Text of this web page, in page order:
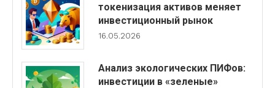
токенизация активов меняет
инвестиционный рынок
16.05.2026
Анализ экологических ПИФов:
инвестиции в «зеленые»